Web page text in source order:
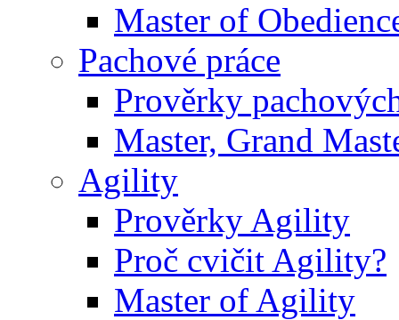
Master of
Pachové práce
Prověrky
Master, Grand
Agility
Prověrky Agility
Proč cvičit Agility?
Master of Agility